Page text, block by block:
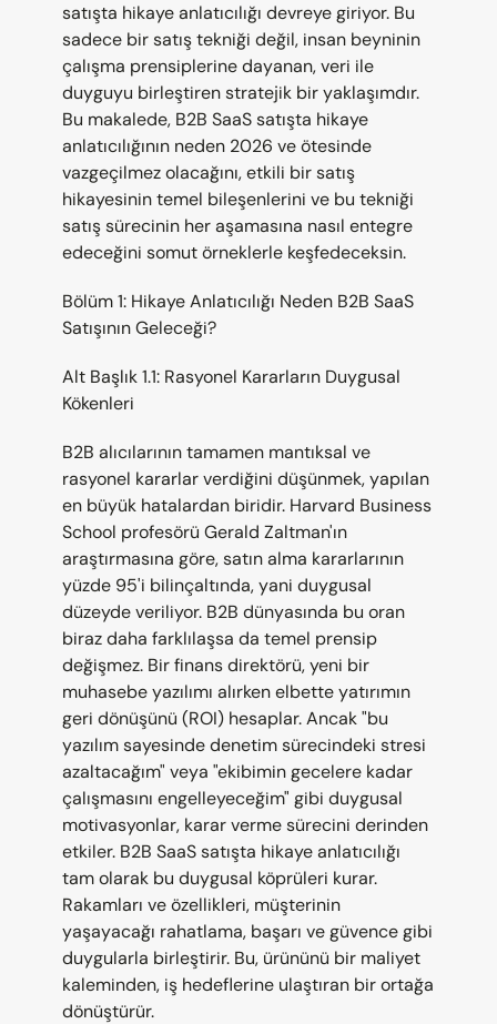
satışta hikaye anlatıcılığı devreye giriyor. Bu
sadece bir satış tekniği değil, insan beyninin
çalışma prensiplerine dayanan, veri ile
duyguyu birleştiren stratejik bir yaklaşımdır.
Bu makalede, B2B SaaS satışta hikaye
anlatıcılığının neden 2026 ve ötesinde
vazgeçilmez olacağını, etkili bir satış
hikayesinin temel bileşenlerini ve bu tekniği
satış sürecinin her aşamasına nasıl entegre
edeceğini somut örneklerle keşfedeceksin.
Bölüm 1: Hikaye Anlatıcılığı Neden B2B SaaS
Satışının Geleceği?
Alt Başlık 1.1: Rasyonel Kararların Duygusal
Kökenleri
B2B alıcılarının tamamen mantıksal ve
rasyonel kararlar verdiğini düşünmek, yapılan
en büyük hatalardan biridir. Harvard Business
School profesörü Gerald Zaltman'ın
araştırmasına göre, satın alma kararlarının
yüzde 95'i bilinçaltında, yani duygusal
düzeyde veriliyor. B2B dünyasında bu oran
biraz daha farklılaşsa da temel prensip
değişmez. Bir finans direktörü, yeni bir
muhasebe yazılımı alırken elbette yatırımın
geri dönüşünü (ROI) hesaplar. Ancak "bu
yazılım sayesinde denetim sürecindeki stresi
azaltacağım" veya "ekibimin gecelere kadar
çalışmasını engelleyeceğim" gibi duygusal
motivasyonlar, karar verme sürecini derinden
etkiler. B2B SaaS satışta hikaye anlatıcılığı
tam olarak bu duygusal köprüleri kurar.
Rakamları ve özellikleri, müşterinin
yaşayacağı rahatlama, başarı ve güvence gibi
duygularla birleştirir. Bu, ürününü bir maliyet
kaleminden, iş hedeflerine ulaştıran bir ortağa
dönüştürür.